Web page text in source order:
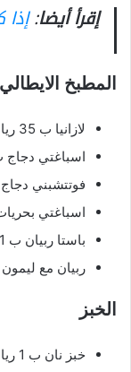
إقرأ أيضا:
المطبخ الايطالي
لازانيا ب 35 ريال
اسباغتي دجاج ب 33
فوتتشبني دجاج ب 33
اسباغتي بحريات ب
باستا ربيان ب 61 ريال
ربيان مع ليمون
الخبز
خبز نان ب 1 ريال